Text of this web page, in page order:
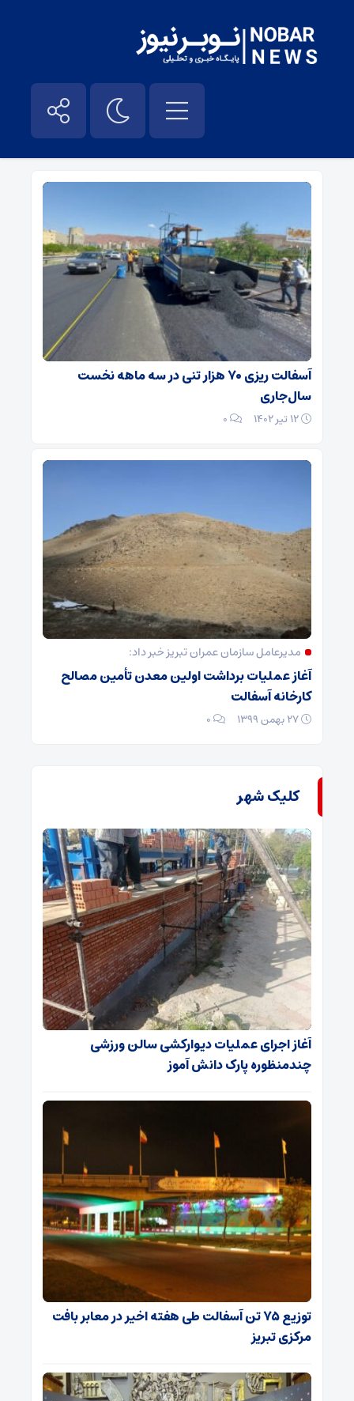
آسفالت – نوبر نیوز
آسفالت ریزی ۷۰ هزار تنی در سه ماهه نخست
سال‌جاری
۰
مدیرعامل سازمان عمران تبریز خبر داد:
آغاز عملیات برداشت اولین معدن تأمین مصالح
کارخانه آسفالت
۰
کلیک شهر
آغاز اجرای عملیات دیوارکشی سالن ورزشی
چندمنظوره پارک دانش آموز
توزیع ۷۵ تن آسفالت طی هفته اخیر در معابر بافت
مرکزی تبریز